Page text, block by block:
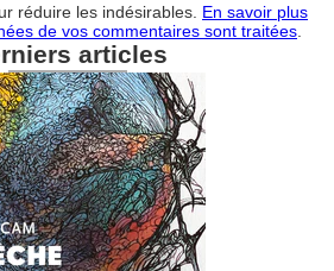
réduire les indésirables. En savoir plus
de vos commentaires sont traitées
articles